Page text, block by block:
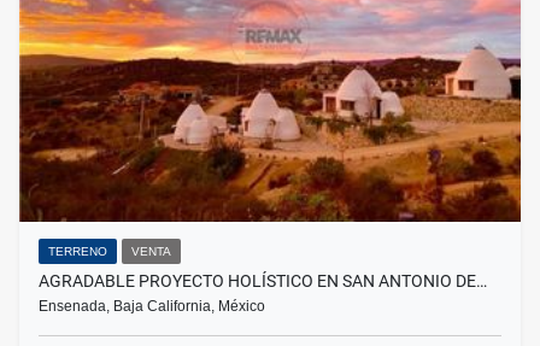
TERRENO VENTA
AGRADABLE PROYECTO HOLÍSTICO EN SAN ANTONIO DE…
Ensenada, Baja California, México